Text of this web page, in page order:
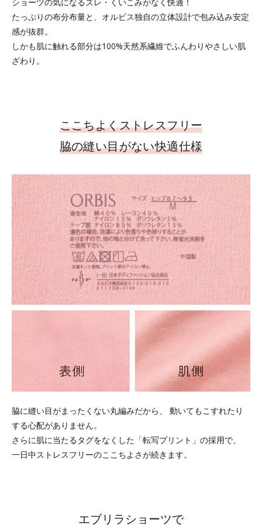
たっぷりの布分布量と、オルビス独自の立体設計で包み込み安定
感が抜群。
しかも肌に触れる部分は100%天然系繊維でふんわりやさしい肌
ざわり。
ここちよくストレスフリー
脇の縫い目がない快適仕様
脇に縫い目がまったくない丸編みだから、
動いてもこすれたり
する心配がありません。
さらに肌に当たるタグをなくした「転写プリント」の採用で、
一日中ストレスフリーのここちよさが続きます。
エブリラショーツで